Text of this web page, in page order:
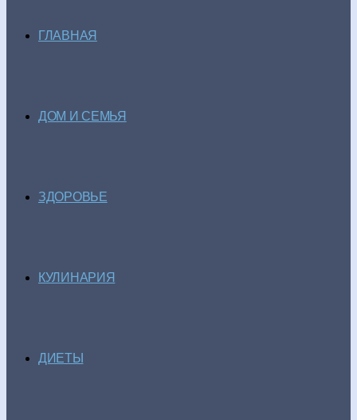
ГЛАВНАЯ
ДОМ И СЕМЬЯ
ЗДОРОВЬЕ
КУЛИНАРИЯ
ДИЕТЫ